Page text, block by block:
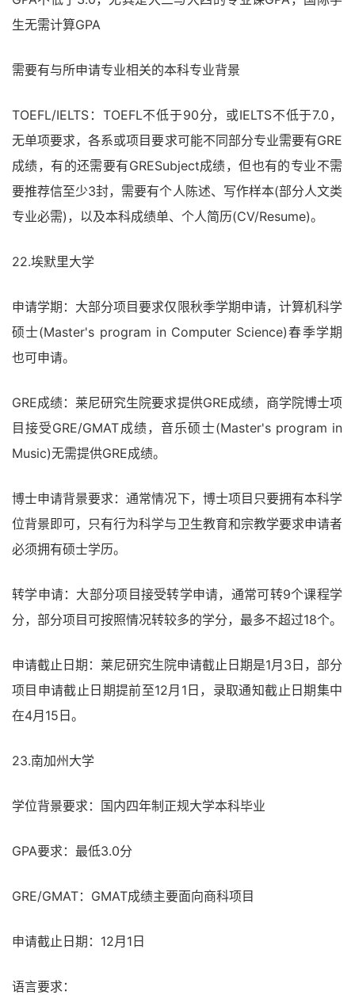
生无需计算GPA
需要有与所申请专业相关的本科专业背景
TOEFL/IELTS：TOEFL不低于90分，或IELTS不低于7.0，
无单项要求，各系或项目要求可能不同部分专业需要有GRE
成绩，有的还需要有GRESubject成绩，但也有的专业不需
要推荐信至少3封，需要有个人陈述、写作样本(部分人文类
专业必需)，以及本科成绩单、个人简历(CV/Resume)。
22.埃默里大学
申请学期：大部分项目要求仅限秋季学期申请，计算机科学
硕士(Master's program in Computer Science)春季学期
也可申请。
GRE成绩：莱尼研究生院要求提供GRE成绩，商学院博士项
目接受GRE/GMAT成绩，音乐硕士(Master's program in
Music)无需提供GRE成绩。
博士申请背景要求：通常情况下，博士项目只要拥有本科学
位背景即可，只有行为科学与卫生教育和宗教学要求申请者
必须拥有硕士学历。
转学申请：大部分项目接受转学申请，通常可转9个课程学
分，部分项目可按照情况转较多的学分，最多不超过18个。
申请截止日期：莱尼研究生院申请截止日期是1月3日，部分
项目申请截止日期提前至12月1日，录取通知截止日期集中
在4月15日。
23.南加州大学
学位背景要求：国内四年制正规大学本科毕业
GPA要求：最低3.0分
GRE/GMAT：GMAT成绩主要面向商科项目
申请截止日期：12月1日
语言要求：